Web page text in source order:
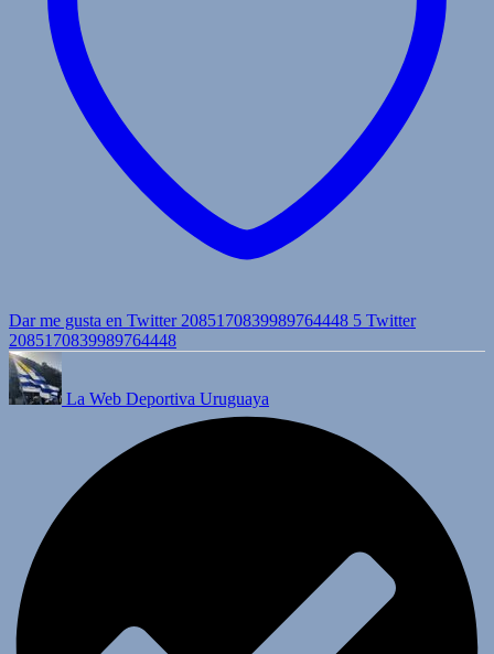
Dar me gusta en Twitter 2085170839989764448 5 Twitter
2085170839989764448
La Web Deportiva Uruguaya